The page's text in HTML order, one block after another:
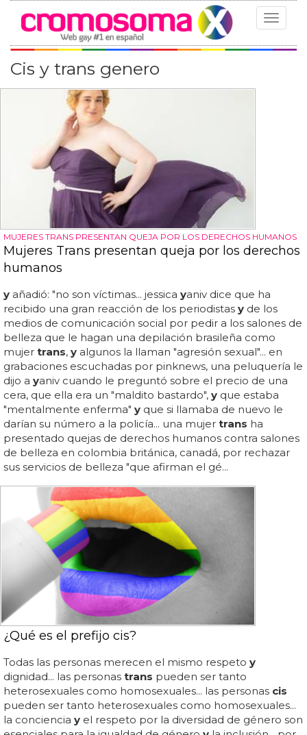
Toggle
Cis y trans genero
MUJERES TRANS PRESENTAN QUEJA POR LOS DERECHOS HUMANOS
Mujeres Trans presentan queja por los derechos
humanos
y añadió: "no son víctimas... jessica yaniv dice que ha
recibido una gran reacción de los periodistas y de los
medios de comunicación social por pedir a los salones de
belleza que le hagan una depilación brasileña como
mujer trans, y algunos la llaman "agresión sexual"... en
grabaciones escuchadas por pinknews, una peluquería le
dijo a yaniv cuando le preguntó sobre el precio de una
cera, que ella era un "maldito bastardo", y que estaba
"mentalmente enferma" y que si llamaba de nuevo le
darían su número a la policía... una mujer trans ha
presentado quejas de derechos humanos contra salones
de belleza en colombia británica, canadá, por rechazar
sus servicios de belleza "que afirman el gé...
¿Qué es el prefijo cis?
Todas las personas merecen el mismo respeto y
dignidad... las personas trans pueden ser tanto
heterosexuales como homosexuales... las personas cis
pueden ser tanto heterosexuales como homosexuales...
la conciencia y el respeto por la diversidad de género son